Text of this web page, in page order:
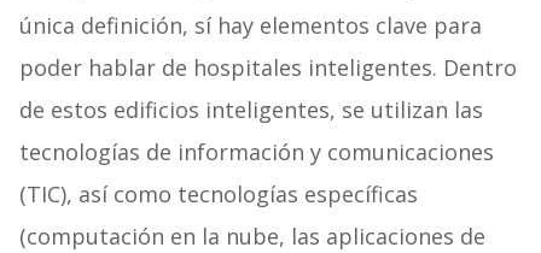
única definición, sí hay elementos clave para
poder hablar de hospitales inteligentes. Dentro
de estos edificios inteligentes, se utilizan las
tecnologías de información y comunicaciones
(TIC), así como tecnologías específicas
(computación en la nube, las aplicaciones de